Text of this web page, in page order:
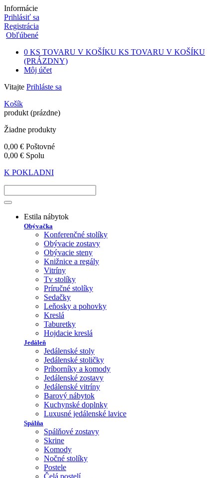
Informácie
Prihlásiť sa
Registrácia
Obľúbené
0 KS TOVARU V KOŠÍKU KS TOVARU V KOŠÍKU
(PRÁZDNY)
Môj účet
Vitajte Prihláste sa
Košík
produkt (prázdne)
Žiadne produkty
0,00 € Poštovné
0,00 € Spolu
K POKLADNI
Estila nábytok
Obývačka
Konferenčné stolíky
Obývacie zostavy
Obývacie steny
Knižnice a regály
Vitríny
Tv stolíky
Príručné stolíky
Sedačky
Leňosky a pohovky
Kreslá
Taburetky
Hojdacie kreslá
Jedáleň
Jedálenské stoly
Jedálenské stoličky
Príborníky a komody
Jedálenské zostavy
Jedálenské vitríny
Barový nábytok
Kuchynské doplnky
Luxusné jedálenské lavice
Spálňa
Spálňové zostavy
Skrine
Komody
Nočné stolíky
Postele
Čelá postelí